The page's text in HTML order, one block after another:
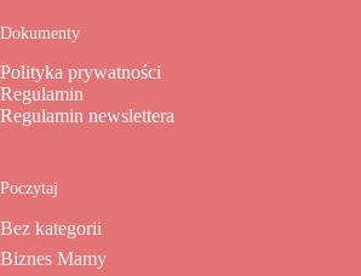
Dokumenty
Polityka prywatności
Regulamin
Regulamin newslettera
Poczytaj
Bez kategorii
Biznes Mamy